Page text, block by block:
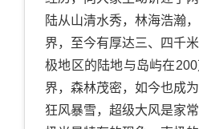
陆从山清水秀，林海浩瀚
界，至今有厚达三、四千
极地区的陆地与岛屿在200
界，森林茂密，如今也成
狂风暴雪，超级大风是家